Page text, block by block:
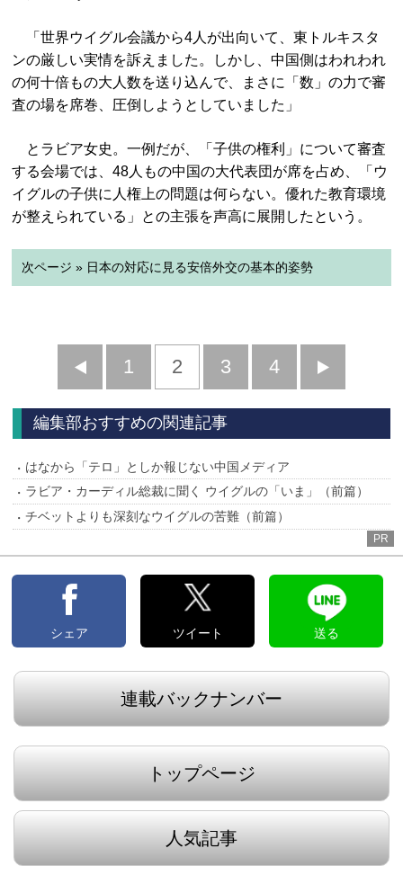
「世界ウイグル会議から4人が出向いて、東トルキスタ
ンの厳しい実情を訴えました。しかし、中国側はわれわれ
の何十倍もの大人数を送り込んで、まさに「数」の力で審
査の場を席巻、圧倒しようとしていました」
とラビア女史。一例だが、「子供の権利」について審査
する会場では、48人もの中国の大代表団が席を占め、「ウ
イグルの子供に人権上の問題は何らない。優れた教育環境
が整えられている」との主張を声高に展開したという。
次ページ » 日本の対応に見る安倍外交の基本的姿勢
前
へ
1 2 3 4
へ
編集部おすすめの関連記事
はなから「テロ」としか報じない中国メディア
ラビア・カーディル総裁に聞く ウイグルの「いま」（前篇）
チベットよりも深刻なウイグルの苦難（前篇）
PR
シェア ツイート 送る
連載バックナンバー
トップページ
人気記事